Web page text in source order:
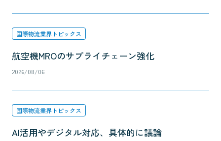
国際物流業界トピックス
航空機MROのサプライチェーン強化
2026/08/06
国際物流業界トピックス
AI活用やデジタル対応、具体的に議論